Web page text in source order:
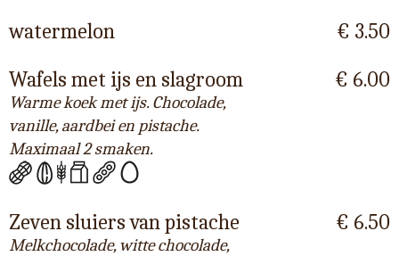
watermelon
€ 3.50
Wafels met ijs en slagroom
Warme koek met ijs. Chocolade,
vanille, aardbei en pistache.
Maximaal 2 smaken.
€ 6.00
Zeven sluiers van pistache
Melkchocolade, witte chocolade,
€ 6.50